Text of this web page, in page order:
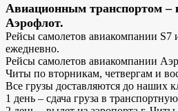
Авиационным транспортом –
Аэрофлот.
Рейсы самолетов авиакомпании S7
ежедневно.
Рейсы самолетов авиакомпании
Читы по вторникам, четвергам и
Все грузы доставляются до наших
1 день – сдача груза в